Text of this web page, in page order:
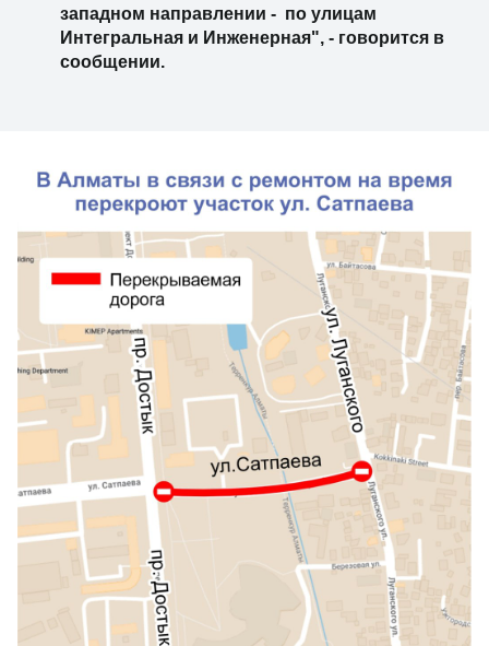
западном направлении - по улицам
Интегральная и Инженерная", - говорится в
сообщении.